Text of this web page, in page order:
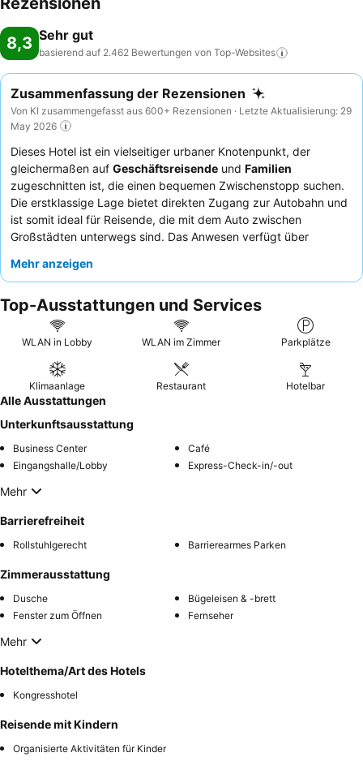
8,3 Sehr gut
basierend auf 2.462 Bewertungen von Top-Websites
Zusammenfassung der Rezensionen
Von KI zusammengefasst aus 600+ Rezensionen · Letzte Aktualisierung: 29
May 2026
Dieses Hotel ist ein vielseitiger urbaner Knotenpunkt, der
gleichermaßen auf Geschäftsreisende und Familien
zugeschnitten ist, die einen bequemen Zwischenstopp suchen.
Die erstklassige Lage bietet direkten Zugang zur Autobahn und
ist somit ideal für Reisende, die mit dem Auto zwischen
Großstädten unterwegs sind. Das Anwesen verfügt über
sicherer Tiefgaragenoptionen, und einen speziellen
außergewöhnliche Herzlichkeit und Effizienz des Personals, und
der Abendessenservice wird häufig für sein hervorragendes
Preis-Leistungs-Verhältnis und seine Qualität hervorgehoben.
anfordern, das nicht zur Autobahn ausgerichtet ist.
Mehr anzeigen
Top-Ausstattungen und Services
WLAN in Lobby WLAN im Zimmer Parkplätze
Klimaanlage Restaurant Hotelbar
Alle Ausstattungen
Unterkunftsausstattung
Business Center
Café
Eingangshalle/Lobby
Express-Check-in/-out
Mehr
Barrierefreiheit
Rollstuhlgerecht Barrierearmes Parken
Zimmerausstattung
Dusche
Bügeleisen & -brett
Fenster zum Öffnen
Fernseher
Mehr
Hotelthema/Art des Hotels
Kongresshotel
Reisende mit Kindern
Organisierte Aktivitäten für Kinder